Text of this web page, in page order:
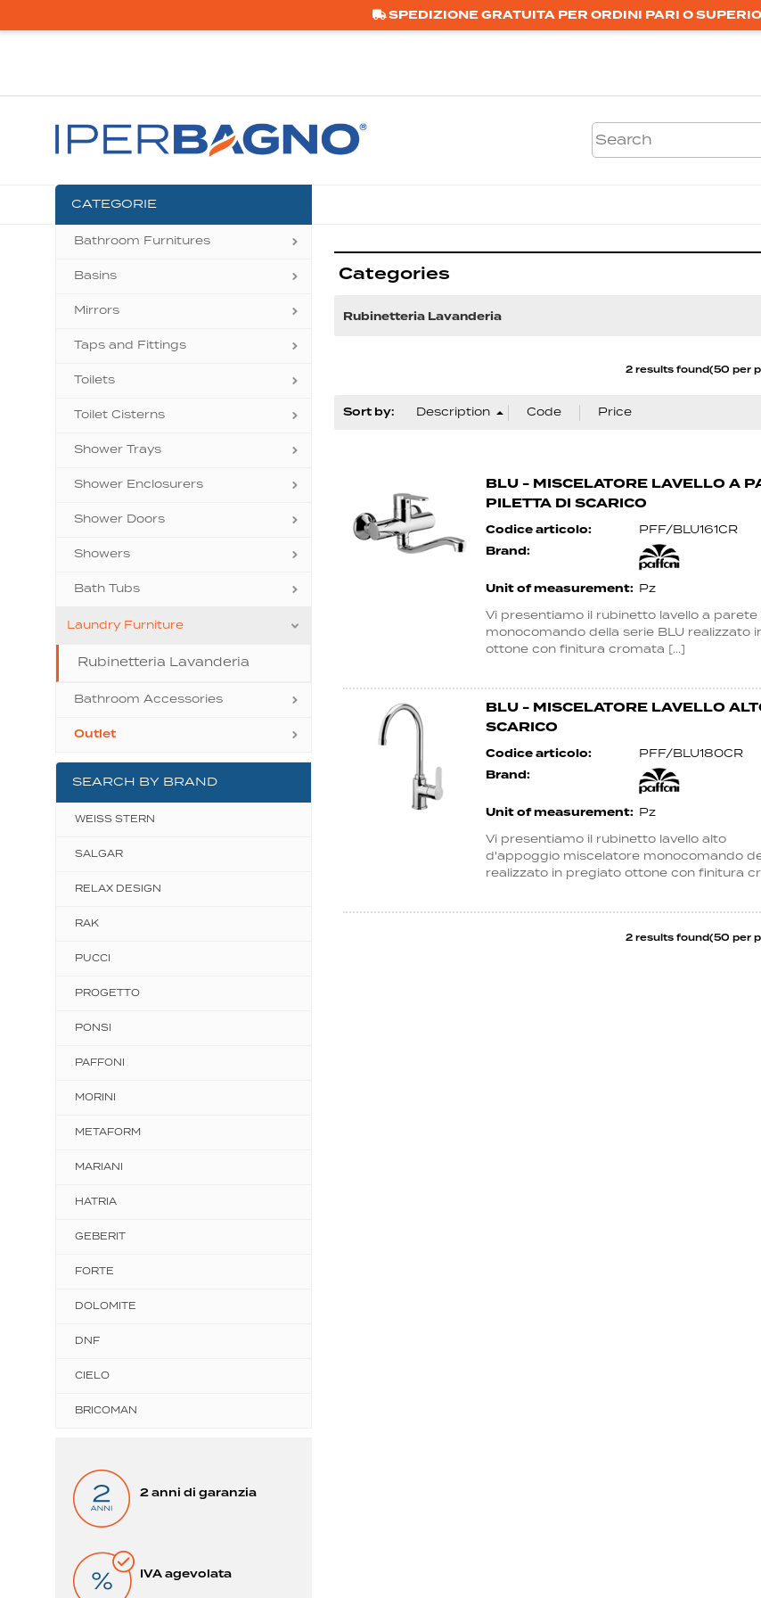
CATEGORIE
Bathroom Furnitures
Basins
Mirrors
Taps and Fittings
Toilets
Toilet Cisterns
Shower Trays
Shower Enclosurers
Shower Doors
Showers
Bath Tubs
Laundry Furniture
Rubinetteria Lavanderia
Bathroom Accessories
Outlet
SEARCH BY BRAND
WEISS STERN
SALGAR
RELAX DESIGN
RAK
PUCCI
PROGETTO
PONSI
PAFFONI
MORINI
METAFORM
MARIANI
HATRIA
GEBERIT
FORTE
DOLOMITE
DNF
CIELO
BRICOMAN
2 anni di garanzia
IVA agevolata
Categories
Rubinetteria Lavanderia
2 results found(50 per
Sort by:
BLU - MISCELATORE LAVELLO A
PILETTA DI SCARICO
Codice articolo:
PFF/BLU161CR
Brand:
Unit of measurement: Pz
Vi presentiamo il rubinetto lavello a
monocomando della serie BLU realizzato
ottone con finitura cromata [...]
BLU - MISCELATORE LAVELLO
SCARICO
Codice articolo:
PFF/BLU180CR
Brand:
Unit of measurement: Pz
Vi presentiamo il rubinetto lavello alto
d'appoggio miscelatore monocomando
realizzato in pregiato ottone con finitura
2 results found(50 per
SPEDIZIONE GRATUITA PER ORDINI PARI O